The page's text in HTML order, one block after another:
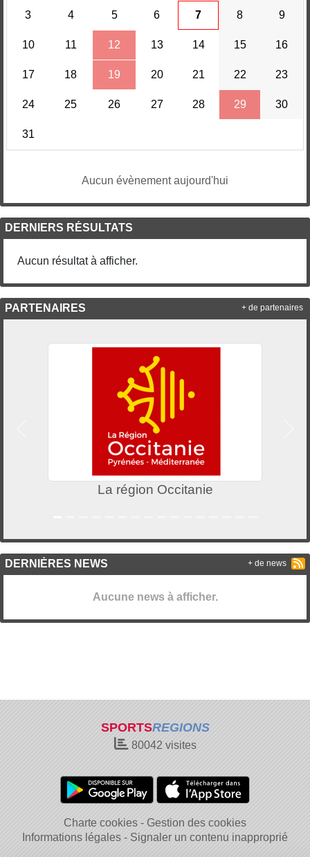
3 4 5 6 7 8 9
10 11 12 13 14 15 16
17 18 19 20 21 22 23
24 25 26 27 28 29 30
31
Aucun évènement aujourd'hui
DERNIERS RÉSULTATS
Aucun résultat à afficher.
PARTENAIRES
La région Occitanie
+ de partenaires
DERNIÈRES NEWS
Aucune news à afficher.
+ de news
SPORTSREGIONS
80042 visites
Charte cookies
Gestion des cookies
Informations légales
Signaler un contenu inapproprié